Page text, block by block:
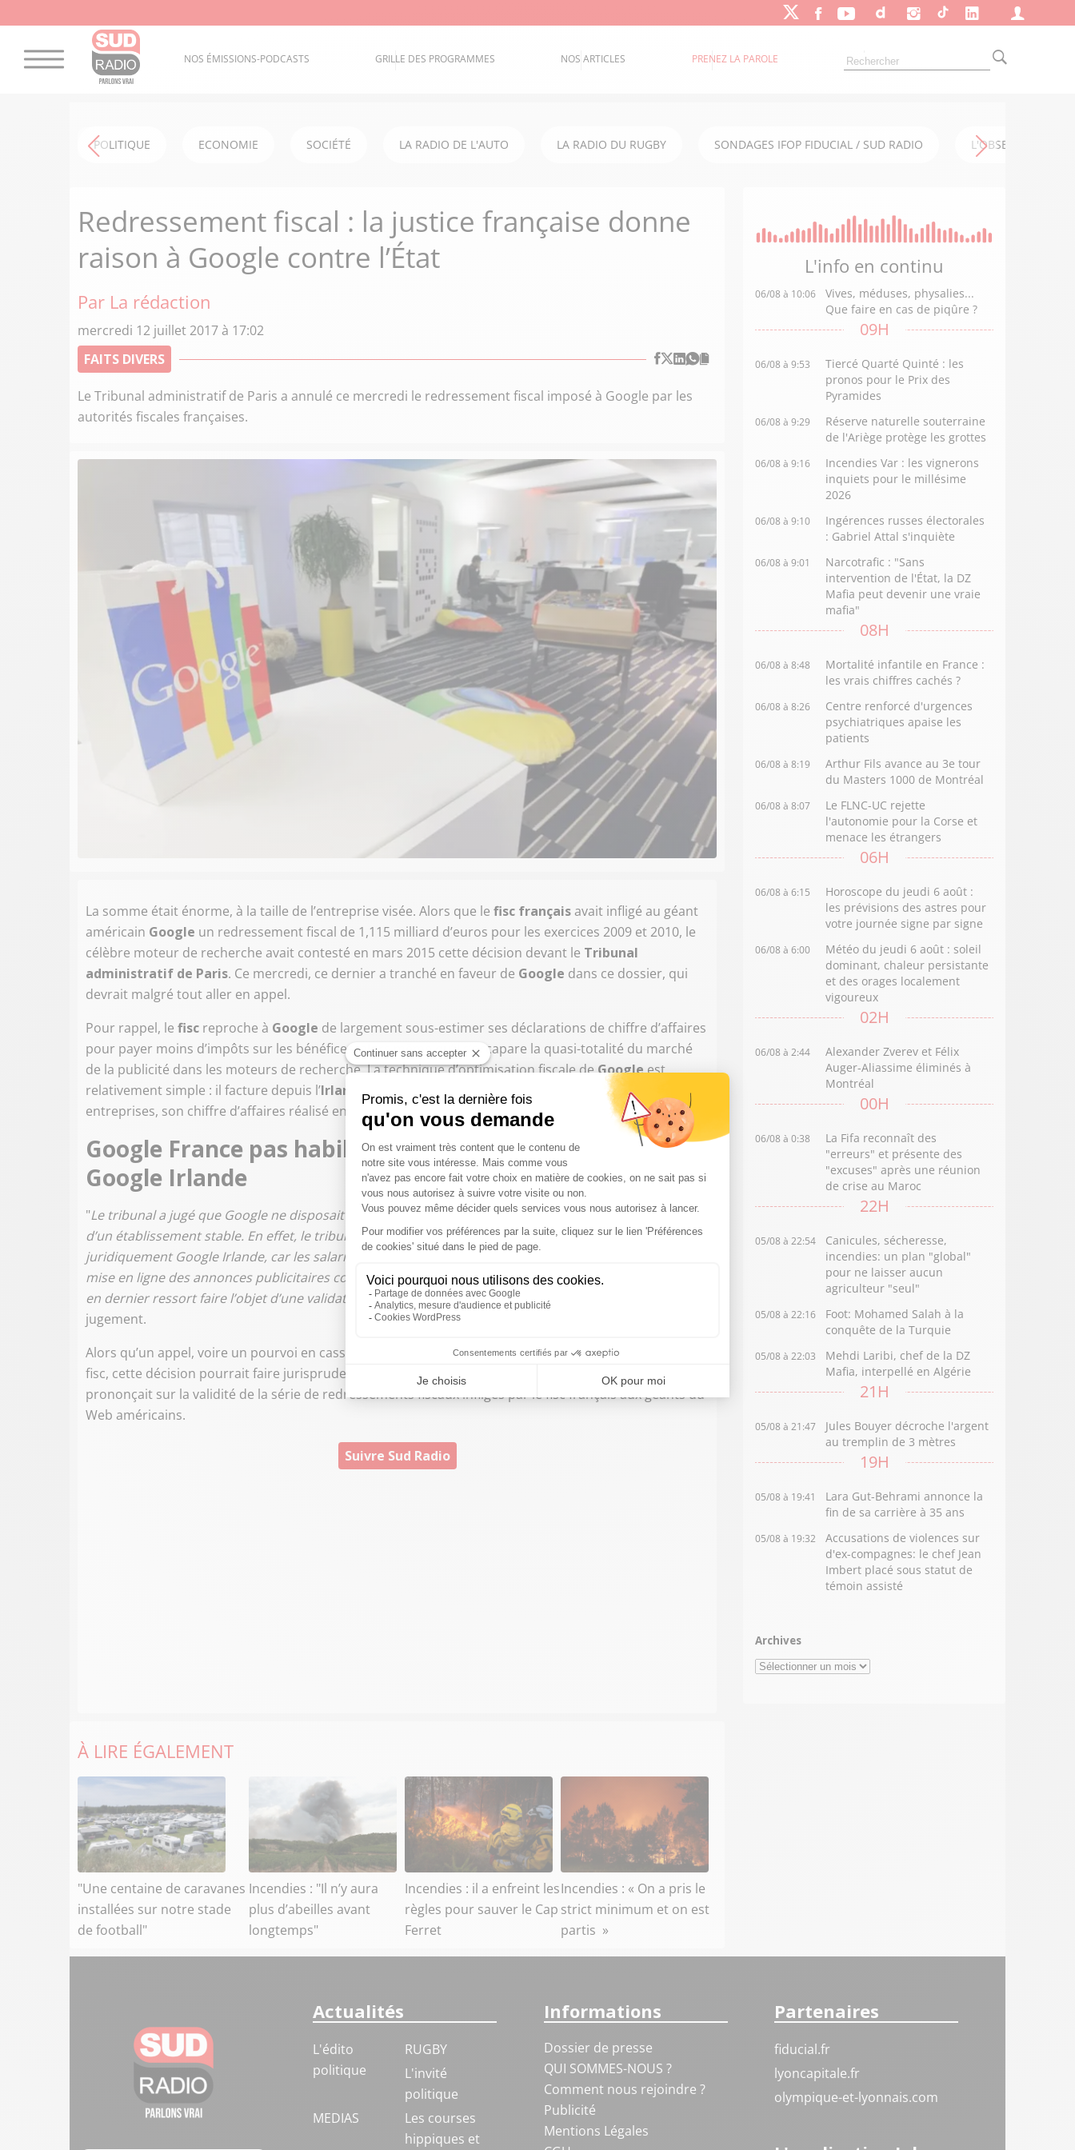
NOS ÉMISSIONS-PODCASTS GRILLE DES PROGRAMMES NOS ARTICLES PRENEZ LA PAROLE
POLITIQUE ECONOMIE SOCIÉTÉ LA RADIO DE L'AUTO LA RADIO DU RUGBY SONDAGES IFOP FIDUCIAL / SUD RADIO L'OBSERVATOIRE
Redressement fiscal : la justice française donne
raison à Google contre l’État
Par La rédaction
mercredi 12 juillet 2017 à 17:02
FAITS DIVERS
Le Tribunal administratif de Paris a annulé ce mercredi le redressement fiscal imposé à Google par les
autorités fiscales françaises.
La somme était énorme, à la taille de l’entreprise visée. Alors que le fisc françaisavait infligé au géant
américain Google un redressement fiscal de 1,115 milliard d’euros pour les exercices 2009 et 2010, le
célèbre moteur de recherche avait contesté en mars 2015 cette décision devant le Tribunal
administratif de Paris. Ce mercredi, ce dernier a tranché en faveur de Google dans ce dossier, qui
devrait malgré tout aller en appel.
Pour rappel, le fisc reproche à Google de largement sous-estimer ses déclarations de chiffre d’affaires
pour payer moins d’impôts sur les bénéfices, alors même qu’il s’accapare la quasi-totalité du marché
de la publicité dans les moteurs de recherche. La technique d’optimisation fiscale deGoogleest
relativement simple : il facture depuis l’Irlande, pays à la fiscalité très avantageuse pour les
entreprises, son chiffre d’affaires réalisé en France.
Google France pas habilité à engager juridiquement
Google Irlande
"Le tribunal a jugé que Google ne disposait pas en France, en la personne morale de Google France,
d’un établissement stable. En effet, le tribunal a estimé que Google France ne pouvait engager
juridiquement Google Irlande, car les salariés de Google France ne pouvaient procéder eux-mêmes à la
mise en ligne des annonces publicitaires commandées par les clients français, toute commande devant
en dernier ressort faire l’objet d’une validation de Google Irlande", explique le tribunal dans son
jugement.
Alors qu’un appel, voire un pourvoi en cassation devant le
Conseil d’État, est envisageable du côté du
fisc, cette décision pourrait faire jurisprudence puisque c’est la première fois que la justice se
prononçait sur la validité de la série de redressements fiscaux infligés par le fisc français aux géants du
Web américains.
Suivre Sud Radio
À LIRE ÉGALEMENT
"Une centaine de caravanes
installées sur notre stade
de football"
Incendies : "Il n’y aura
plus d’abeilles avant
longtemps"
Incendies : il a enfreint les
règles pour sauver le Cap
Ferret
Incendies : « On a pris le
strict minimum et on est
partis »
L'info en continu
06/08 à 10:06
Vives, méduses, physalies...
Que faire en cas de piqûre ?
09H
06/08 à 9:53
Tiercé Quarté Quinté : les
pronos pour le Prix des
Pyramides
06/08 à 9:29
Réserve naturelle souterraine
de l'Ariège protège les grottes
06/08 à 9:16
Incendies Var : les vignerons
inquiets pour le millésime
2026
06/08 à 9:10
Ingérences russes électorales
: Gabriel Attal s'inquiète
06/08 à 9:01
Narcotrafic : "Sans
intervention de l'État, la DZ
Mafia peut devenir une vraie
mafia"
08H
06/08 à 8:48
Mortalité infantile en France :
les vrais chiffres cachés ?
06/08 à 8:26
Centre renforcé d'urgences
psychiatriques apaise les
patients
06/08 à 8:19
Arthur Fils avance au 3e tour
du Masters 1000 de Montréal
06/08 à 8:07
Le FLNC-UC rejette
l'autonomie pour la Corse et
menace les étrangers
06H
06/08 à 6:15
Horoscope du jeudi 6 août :
les prévisions des astres pour
votre journée signe par signe
06/08 à 6:00
Météo du jeudi 6 août : soleil
dominant, chaleur persistante
et des orages localement
vigoureux
02H
06/08 à 2:44
Alexander Zverev et Félix
Auger-Aliassime éliminés à
Montréal
00H
06/08 à 0:38
La Fifa reconnaît des
"erreurs" et présente des
"excuses" après une réunion
de crise au Maroc
22H
05/08 à 22:54
Canicules, sécheresse,
incendies: un plan "global"
pour ne laisser aucun
agriculteur "seul"
05/08 à 22:16
Foot: Mohamed Salah à la
conquête de la Turquie
05/08 à 22:03
Mehdi Laribi, chef de la DZ
Mafia, interpellé en Algérie
21H
05/08 à 21:47
Jules Bouyer décroche l'argent
au tremplin de 3 mètres
19H
05/08 à 19:41
Lara Gut-Behrami annonce la
fin de sa carrière à 35 ans
05/08 à 19:32
Accusations de violences sur
d'ex-compagnes: le chef Jean
Imbert placé sous statut de
témoin assisté
Archives
Archives
Actualités
L'édito
politique
RUGBY
L'invité
politique
MEDIAS
Les courses
hippiques et
Informations
Dossier de presse
QUI SOMMES-NOUS ?
Comment nous rejoindre ?
Publicité
Mentions Légales
Partenaires
fiducial.fr
lyoncapitale.fr
olympique-et-lyonnais.com